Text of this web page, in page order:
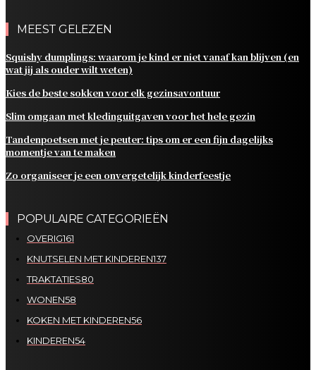
MEEST GELEZEN
Squishy dumplings: waarom je kind er niet vanaf kan blijven (en
wat jij als ouder wilt weten)
Kies de beste sokken voor elk gezinsavontuur
Slim omgaan met kledinguitgaven voor het hele gezin
Tandenpoetsen met je peuter: tips om er een fijn dagelijks
momentje van te maken
Zo organiseer je een onvergetelijk kinderfeestje
POPULAIRE CATEGORIEËN
OVERIG161
KNUTSELEN MET KINDEREN137
TRAKTATIES80
WONEN58
KOKEN MET KINDEREN56
KINDEREN54